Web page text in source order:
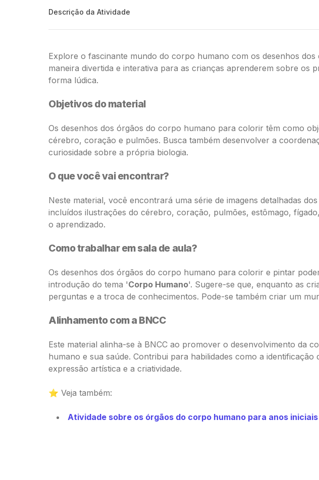
Descrição da Atividade
Explore o fascinante mundo do corpo humano com os desenhos
maneira divertida e interativa para as crianças aprenderem sobre os
forma lúdica.
Objetivos do material
Os desenhos dos órgãos do corpo humano para colorir têm como
cérebro, coração e pulmões. Busca também desenvolver a
curiosidade sobre a própria biologia.
O que você vai encontrar?
Neste material, você encontrará uma série de imagens detalhadas
incluídos ilustrações do cérebro, coração, pulmões, estômago,
o aprendizado.
Como trabalhar em sala de aula?
Os desenhos dos órgãos do corpo humano para colorir e pintar
introdução do tema 'Corpo Humano'. Sugere-se que, enquanto as
perguntas e a troca de conhecimentos. Pode-se também criar um
Alinhamento com a BNCC
Este material alinha-se à BNCC ao promover o desenvolvimento da
humano e sua saúde. Contribui para habilidades como a
expressão artística e a criatividade.
⭐ Veja também:
Atividade sobre os órgãos do corpo humano para anos